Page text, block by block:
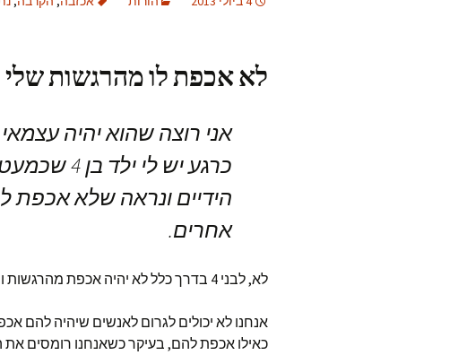
לא אכפת לו מהרגשות שלי
אני רוצה שהוא יהיה
כרגע יש לי
הידיים ונראה שלא אכפת
אחרים.
לא, לבני 4 בדרך כלל לא יהיה אכפת מהרגשות והרצונות של אחרים.
אנחנו לא יכולים לגרום לאנשים שיהיה להם
כאילו אכפת להם, בעיקר כשאנחנו רומסים את